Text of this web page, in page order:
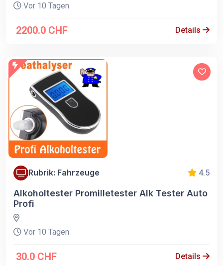
Vor 10 Tagen
2200.0 CHF Details
Rubrik: Fahrzeuge 4.5
Alkoholtester Promilletester Alk Tester Auto
Profi
Vor 10 Tagen
30.0 CHF Details